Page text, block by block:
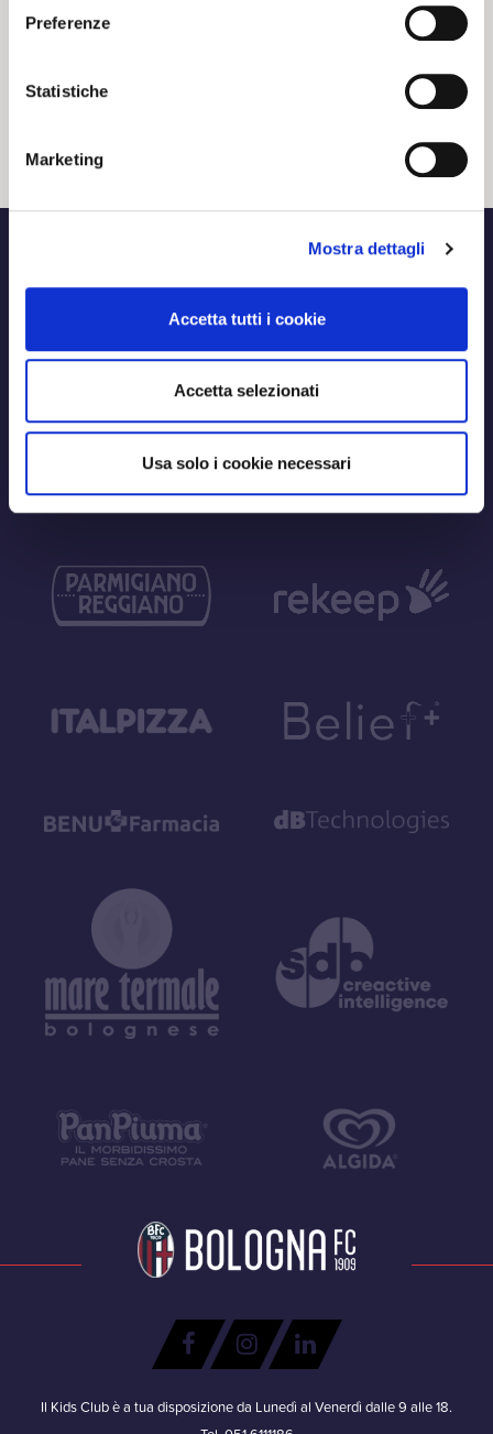
Preferenze
Statistiche
Marketing
Mostra dettagli
Accetta tutti i cookie
Accetta selezionati
Usa solo i cookie necessari
NEWS
Il Kids Club è a tua disposizione da Lunedì al Venerdì dalle 9 alle 18.